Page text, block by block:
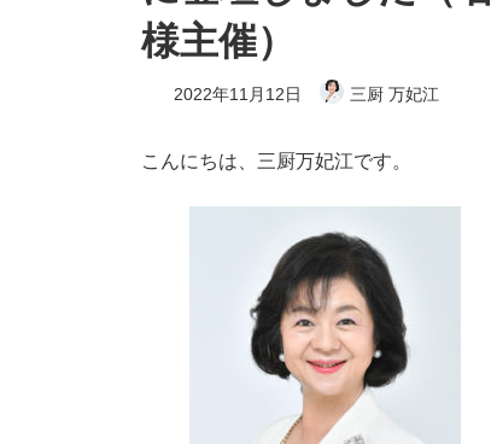
様主催）
2022年11月12日 三厨 万妃江
こんにちは、三厨万妃江です。